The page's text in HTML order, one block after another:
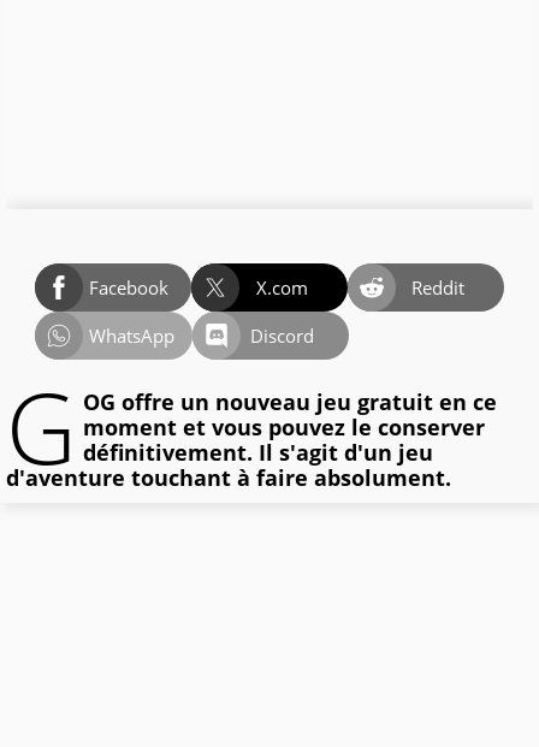
Facebook X.com
Reddit
WhatsApp
Discord
G OG offre un nouveau jeu gratuit en ce
moment et vous pouvez le conserver
définitivement. Il s'agit d'un jeu
d'aventure touchant à faire absolument.